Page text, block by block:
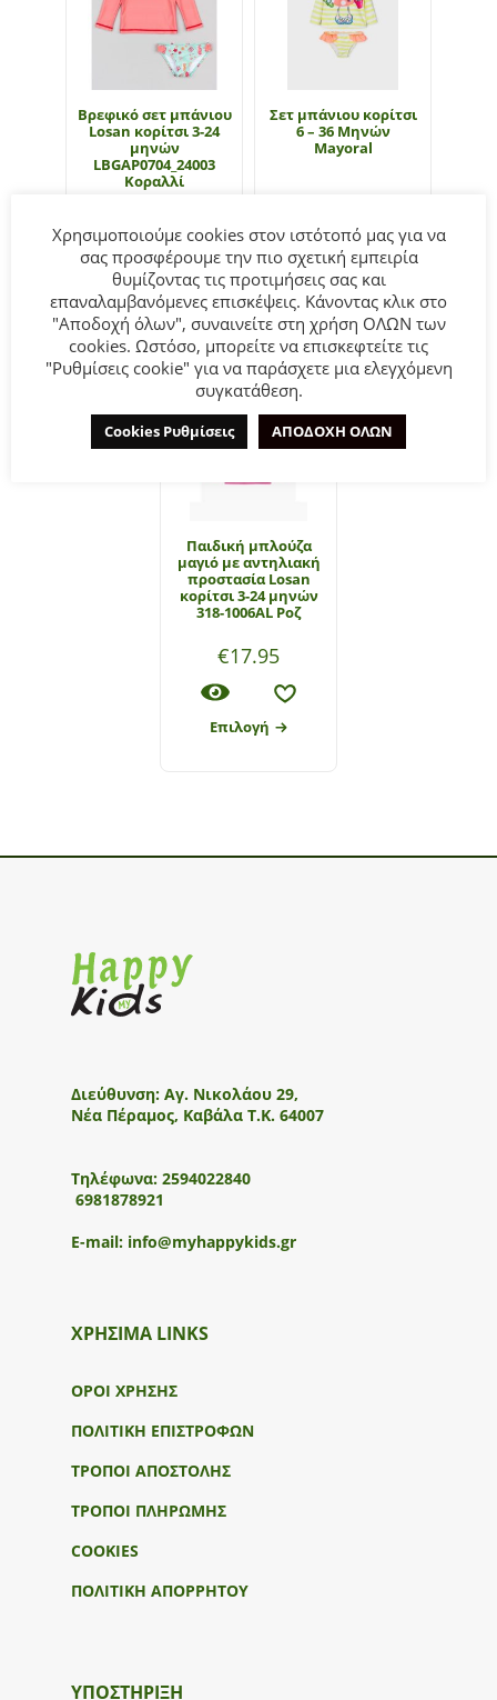
Βρεφικό σετ μπάνιου
Losan κορίτσι 3-24
μηνών
LBGAP0704_24003
Κοραλλί
Διαβάστε
περισσότερα
Σετ μπάνιου κορίτσι
6 – 36 Μηνών
Mayoral
Επιλογή
Παιδική μπλούζα
μαγιό με αντηλιακή
προστασία Losan
κορίτσι 3-24 μηνών
318-1006AL Ροζ
€17.95
Επιλογή
Διεύθυνση: Αγ. Νικολάου 29,
Νέα Πέραμος, Καβάλα Τ.Κ. 64007
Τηλέφωνα: 2594022840
6981878921
E-mail: info@myhappykids.gr
ΧΡΗΣΙΜΑ LINKS
ΟΡΟΙ ΧΡΗΣΗΣ
ΠΟΛΙΤΙΚΗ ΕΠΙΣΤΡΟΦΩΝ
ΤΡΟΠΟΙ ΑΠΟΣΤΟΛΗΣ
ΤΡΟΠΟΙ ΠΛΗΡΩΜΗΣ
COOKIES
ΠΟΛΙΤΙΚΗ ΑΠΟΡΡΗΤΟΥ
ΥΠΟΣΤΉΡΙΞΗ
Χρησιμοποιούμε cookies στον ιστότοπό μας για να
σας προσφέρουμε την πιο σχετική εμπειρία
θυμίζοντας τις προτιμήσεις σας και
επαναλαμβανόμενες επισκέψεις. Κάνοντας κλικ στο
"Αποδοχή όλων", συναινείτε στη χρήση ΟΛΩΝ των
cookies. Ωστόσο, μπορείτε να επισκεφτείτε τις
"Ρυθμίσεις cookie" για να παράσχετε μια ελεγχόμενη
συγκατάθεση.
Cookies Ρυθμίσεις ΑΠΟΔΟΧΗ ΟΛΩΝ